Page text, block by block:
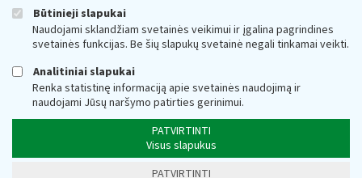
Būtinieji slapukai
Naudojami sklandžiam svetainės veikimui ir įgalina pagrindines
svetainės funkcijas. Be šių slapukų svetainė negali tinkamai veikti.
Analitiniai slapukai
Renka statistinę informaciją apie svetainės naudojimą ir
naudojami Jūsų naršymo patirties gerinimui.
PATVIRTINTI
Visus slapukus
PATVIRTINTI